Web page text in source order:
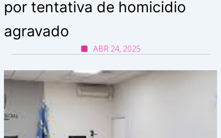
por tentativa de homicidio
agravado
ABR 24, 2025